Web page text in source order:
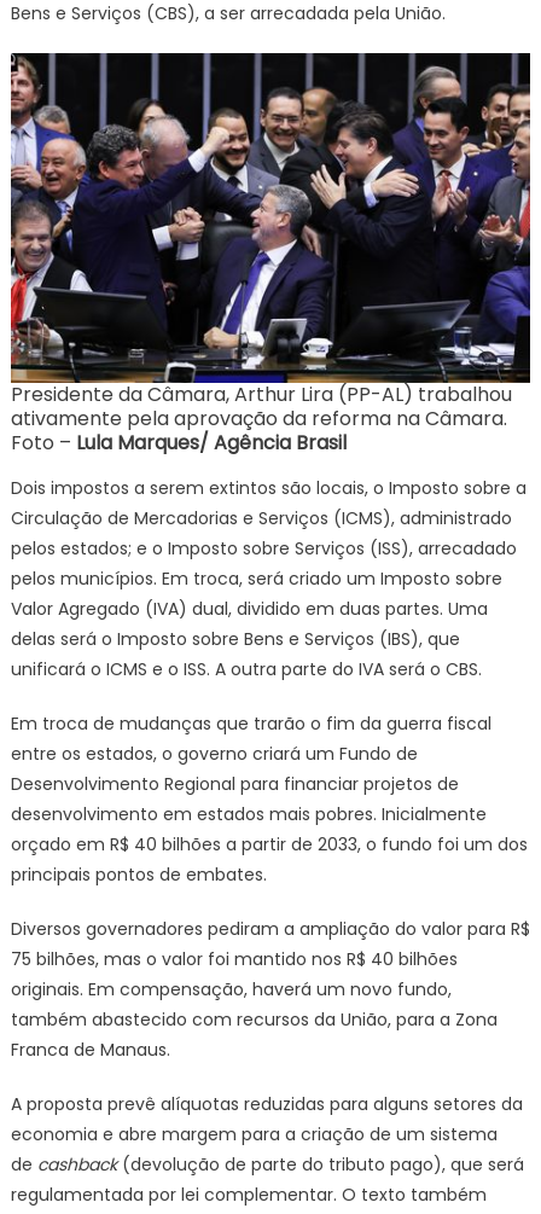
Bens e Serviços (CBS), a ser arrecadada pela União.
Presidente da Câmara, Arthur Lira (PP-AL) trabalhou
ativamente pela aprovação da reforma na Câmara.
Foto – Lula Marques/ Agência Brasil
Dois impostos a serem extintos são locais, o Imposto sobre a
Circulação de Mercadorias e Serviços (ICMS), administrado
pelos estados; e o Imposto sobre Serviços (ISS), arrecadado
pelos municípios. Em troca, será criado um Imposto sobre
Valor Agregado (IVA) dual, dividido em duas partes. Uma
delas será o Imposto sobre Bens e Serviços (IBS), que
unificará o ICMS e o ISS. A outra parte do IVA será o CBS.
Em troca de mudanças que trarão o fim da guerra fiscal
entre os estados, o governo criará um Fundo de
Desenvolvimento Regional para financiar projetos de
desenvolvimento em estados mais pobres. Inicialmente
orçado em R$ 40 bilhões a partir de 2033, o fundo foi um dos
principais pontos de embates.
Diversos governadores pediram a ampliação do valor para R$
75 bilhões, mas o valor foi mantido nos R$ 40 bilhões
originais. Em compensação, haverá um novo fundo,
também abastecido com recursos da União, para a Zona
Franca de Manaus.
A proposta prevê alíquotas reduzidas para alguns setores da
economia e abre margem para a criação de um sistema
de cashback(devolução de parte do tributo pago), que será
regulamentada por lei complementar. O texto também